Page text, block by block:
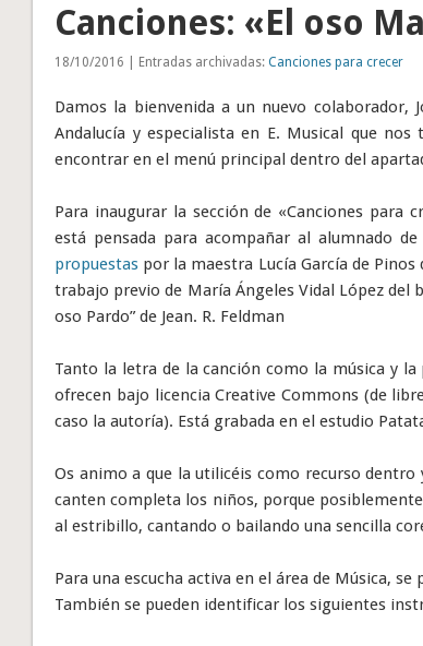
Canciones: «El oso
18/10/2016 | Entradas archivadas:Canciones para crecer
Damos la bienvenida a un nuevo colaborador,
Andalucía y especialista en E. Musical que
encontrar en el menú principal dentro del
Para inaugurar la sección de «Canciones para
está pensada para acompañar al alumnado
propuestas por la maestra Lucía García de
trabajo previo de María Ángeles Vidal López del
oso Pardo” de Jean. R. Feldman
Tanto la letra de la canción como la música y la
ofrecen bajo licencia Creative Commons (de
caso la autoría). Está grabada en el estudio
Os animo a que la utilicéis como recurso
canten completa los niños, porque
al estribillo, cantando o bailando una sencilla
Para una escucha activa en el área de Música,
También se pueden identificar los siguientes